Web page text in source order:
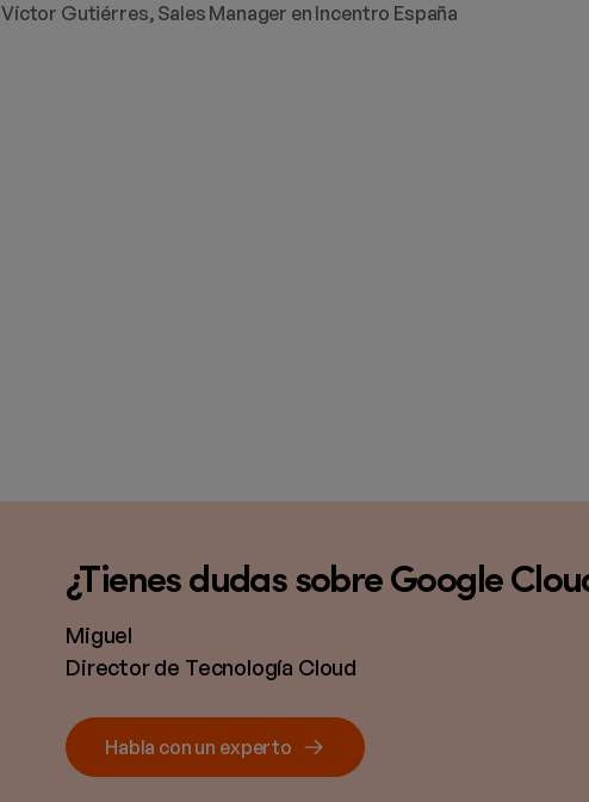
Víctor Gutiérres, Sales Manager en Incentro España
¿Tienes dudas sobre Google
Miguel
Director de Tecnología Cloud
Habla con un experto